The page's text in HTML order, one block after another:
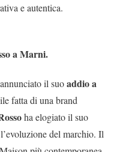
e autentica.
a Marni.
il suoaddio a
fatta di una brand
ha elogiato il suo
del marchio. Il